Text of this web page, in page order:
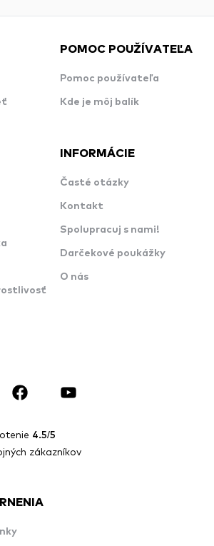
POMOC POUŽÍVATEĽA
Pomoc používateľa
Kde je môj balík
INFORMÁCIE
Časté otázky
Kontakt
Spolupracuj s nami!
Darčekové poukážky
O nás
4.5/5
zákazníkov